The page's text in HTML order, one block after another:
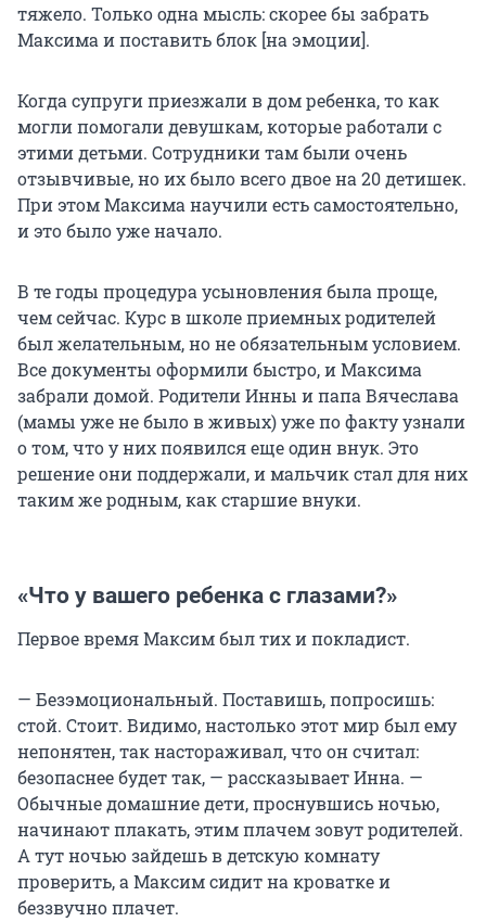
тяжело. Только одна мысль: скорее бы забрать
Максима и поставить блок [на эмоции].
Когда супруги приезжали в дом ребенка, то как
могли помогали девушкам, которые работали с
этими детьми. Сотрудники там были очень
отзывчивые, но их было всего двое на 20 детишек.
При этом Максима научили есть самостоятельно,
и это было уже начало.
В те годы процедура усыновления была проще,
чем сейчас. Курс в школе приемных родителей
был желательным, но не обязательным условием.
Все документы оформили быстро, и Максима
забрали домой. Родители Инны и папа Вячеслава
(мамы уже не было в живых) уже по факту узнали
о том, что у них появился еще один внук. Это
решение они поддержали, и мальчик стал для них
таким же родным, как старшие внуки.
«Что у вашего ребенка с глазами?»
Первое время Максим был тих и покладист.
— Безэмоциональный. Поставишь, попросишь:
стой. Стоит. Видимо, настолько этот мир был ему
непонятен, так настораживал, что он считал:
безопаснее будет так, — рассказывает Инна. —
Обычные домашние дети, проснувшись ночью,
начинают плакать, этим плачем зовут родителей.
А тут ночью зайдешь в детскую комнату
проверить, а Максим сидит на кроватке и
беззвучно плачет.